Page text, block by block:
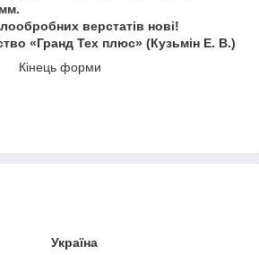
верстатів нові!
«Гранд Тех плюс» (Кузьмін Е. В.)
Кінець форми
Україна